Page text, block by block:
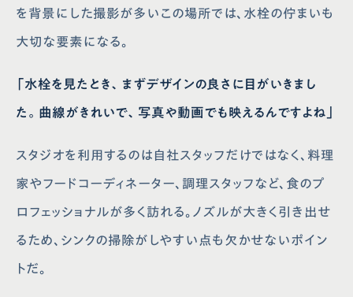
を背景にした撮影が多いこの場所では、水栓の佇まいも
大切な要素になる。
「水栓を見たとき、まずデザインの良さに目がいきまし
た。曲線がきれいで、写真や動画でも映えるんですよね」
スタジオを利用するのは自社スタッフだけではなく、料理
家やフードコーディネーター、調理スタッフなど、食のプ
ロフェッショナルが多く訪れる。ノズルが大きく引き出せ
るため、シンクの掃除がしやすい点も欠かせないポイン
トだ。